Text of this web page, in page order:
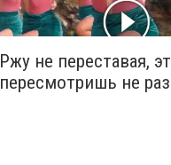
Ржу не переставая,
пересмотришь не раз